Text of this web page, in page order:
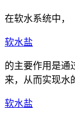
在软水系统中，
软水盐
的主要作用是通
来，从而实现水
软水盐